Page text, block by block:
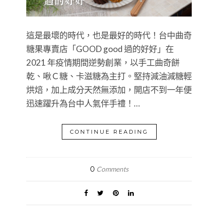
這是最壞的時代，也是最好的時代！台中曲奇
糖果專賣店「GOOD good 過的好好」在
2021 年疫情期間逆勢創業，以手工曲奇餅
乾、啾Ｃ糖、卡滋糖為主打。堅持減油減糖輕
烘焙，加上成分天然無添加，開店不到一年便
迅速躍升為台中人氣伴手禮！…
CONTINUE READING
0 Comments